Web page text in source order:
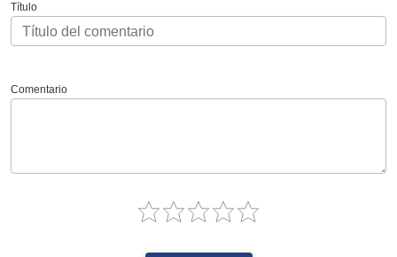
Título
Comentario